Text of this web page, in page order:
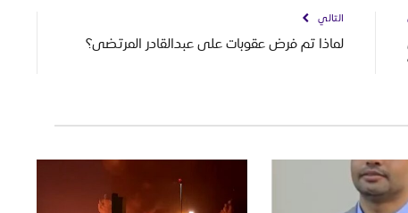
التالي
لماذا تم فرض عقوبات على عبدالقادر المرتضى؟